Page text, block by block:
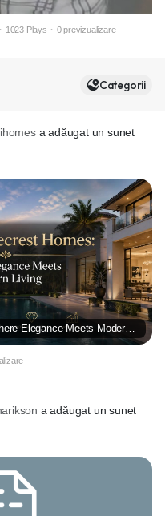
e
e
g
s
· 1023 Plays · 0 previzualizare
Categorii
a adăugat un sunet
Luxury Pinecrest Homes: Where Elegance Meets Modern Living
a adăugat un sunet